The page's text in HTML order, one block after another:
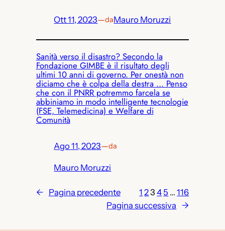
Ott 11, 2023—daMauro Moruzzi
Sanità verso il disastro? Secondo la
Fondazione GIMBE è il risultato degli
ultimi 10 anni di governo. Per onestà non
diciamo che è colpa della destra … Penso
che con il PNRR potremmo farcela se
abbiniamo in modo intelligente tecnologie
(FSE, Telemedicina) e Welfare di
Comunità
Ago 11, 2023—da
Mauro Moruzzi
← Pagina precedente 1 23 4 5 … 116
Pagina successiva
→